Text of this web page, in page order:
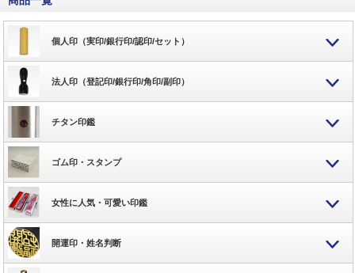
個人印（実印/銀行印/認印/セット）
法人印（登記印/銀行印/角印/副印）
チタン印鑑
ゴム印・スタンプ
女性に人気・可愛い印鑑
開運印・姓名判断